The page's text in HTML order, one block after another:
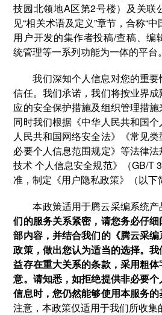
技园北领地A区第2号楼）及关联
见“相关术语及定义”章节，合称“中
用户开发的集作者投稿/查稿、编
统管理等一系列功能为一体的平台。
我们深知个人信息对您的重
信任。我们承诺，我们将按业界
应的安全保护措施及组织管理措施
同时我们根据《中华人民共和国
人民共和国网络安全法》《常见
必要个人信息范围规定》等法律
技术 个人信息安全规范》（GB/T
准，制定《用户隐私政策》（以下
本政策适用于腾云采编系统产
们的服务关系紧密，请您务必仔
部内容，并结合我们的《腾云采
政策，做出您认为适当的选择。
益存在重大关系的条款，采用粗
意。请知悉，如拒绝提供非必要
信息时，您仍然能够使用本服务的
注意，本政策仅适用于我们所收集